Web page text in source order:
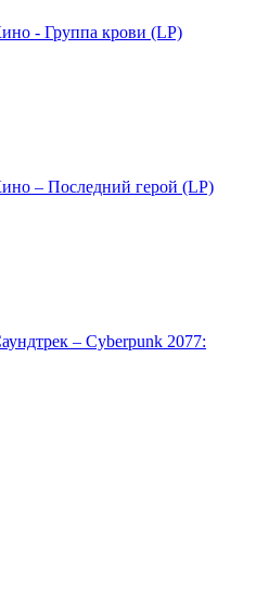
- Группа крови (LP)
– Последний герой (LP)
– Cyberpunk 2077: